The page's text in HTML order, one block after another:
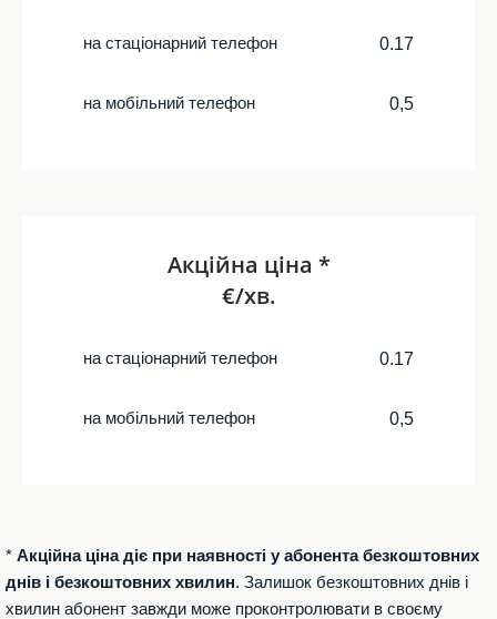
на стаціонарний телефон 0.17
на мобільний телефон 0,5
Акційна ціна *
€/хв.
на стаціонарний телефон 0.17
на мобільний телефон 0,5
* Акційна ціна діє при наявності у абонента безкоштовних
днів і безкоштовних хвилин. Залишок безкоштовних днів і
хвилин абонент завжди може проконтролювати в своєму